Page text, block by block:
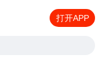
打开APP